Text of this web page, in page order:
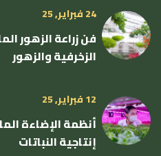
24 فبراير, 25
فن زراعة الزهور
الزخرفية والزهور
12 فبراير, 25
إنتاجية النباتات